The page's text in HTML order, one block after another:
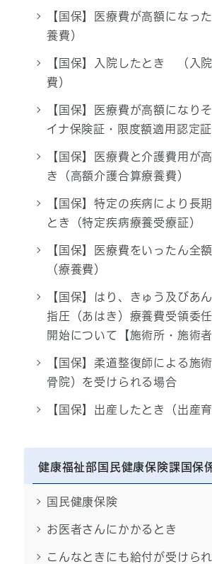
【国保】医療費が高額になっ
養費）
【国保】入院したとき （入
費）
【国保】医療費が高額になり
イナ保険証・限度額適用認定証
【国保】医療費と介護費用が
き（高額介護合算療養費）
【国保】特定の疾病により長
とき（特定疾病療養受療証）
【国保】医療費をいったん全
（療養費）
【国保】はり、きゅう及びあ
指圧（あはき）療養費受領委
開始について【施術所・施術者
【国保】柔道整復師による施
骨院）を受けられる場合
【国保】出産したとき（出産
健康福祉部国民健康保険課国保
国民健康保険
お医者さんにかかるとき
こんなときにも給付が受けら